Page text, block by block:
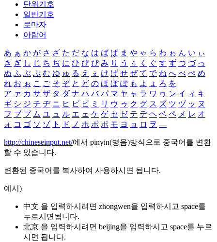
단위기호
일반기호
로마자
아랍어
あ ぁ か が さ ざ た だ な は ば ぱ ま や ゃ ら わ ゎ ん い ぃ
き ぎ し じ ち ぢ に ひ び ぴ み り う ぅ く ぐ す ず つ づ っ
ぬ ふ ぶ ぷ む ゆ ゅ る え ぇ け げ せ ぜ て で ね へ べ ぺ め
れ お ぉ こ ご そ ぞ と ど の ほ ぼ ぽ も よ ょ ろ を
ア ァ カ サ ザ タ ダ ナ ハ バ パ マ ヤ ャ ラ ワ ヮ ン イ ィ キ
ギ シ ジ チ ヂ ニ ヒ ビ ピ ミ リ ウ ゥ ク グ ス ズ ツ ヅ ッ ヌ
フ ブ プ ム ユ ュ ル エ ェ ケ ゲ セ ゼ テ デ ヘ ベ ペ メ レ オ
ォ コ ゴ ソ ゾ ト ド ノ ホ ボ ポ モ ヨ ョ ロ ヲ ―
http://chineseinput.net/에서 pinyin(병음)방식으로 중국어를 변환
할 수 있습니다.
변환된 중국어를 복사하여 사용하시면 됩니다.
예시)
中文 을 입력하시려면 zhongwen을 입력하시고 space를
누르시면됩니다.
北京 을 입력하시려면 beijing을 입력하시고 space를 누르
시면 됩니다.